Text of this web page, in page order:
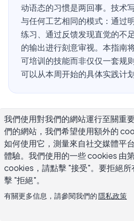
动语态的习惯是两回事。技术
与任何工艺相同的模式：通过
练习、通过反馈发现直觉的不
的输出进行刻意审视。本指南
可培训的技能而非仅仅一套规
可以从本周开始的具体实践计划
为什么技术写作能力
立？
技术写作能力是一种专业技能，
而不是实际练习来发展。他们阅读
技巧，然后回到原有的写作习惯。
我們使用對我們的網站運行至關重
們的網站，我們希望使用額外的
如何使用它，測量來自社交媒體平
體驗。我們使用的一些 cookies 由
cookies，請點擊 "接受"。要拒絕
擊 "拒絕"。
有關更多信息，請參閱我們的隱私政策